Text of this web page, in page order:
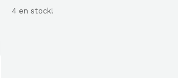
con
4 en stock!